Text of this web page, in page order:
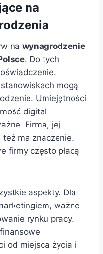
na
na wynagrodzenie
. Do tych
mogą
Umiejętności
digital
Firma, jej
też ma znaczenie.
firmy często płacą
aspekty. Dla
ważne
rynku pracy.
od miejsca życia i